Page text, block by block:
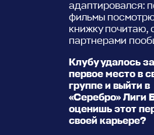
адаптировался:
фильмы
книжку почитаю,
партнерами
Клубу удалось
первое место в
группе и выйти в
«Серебро» Лиги
оценишь этот
своей карьере?